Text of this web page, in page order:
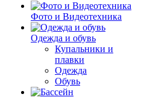
Фото и Видеотехника
Одежда и обувь
Купальники и
плавки
Одежда
Обувь